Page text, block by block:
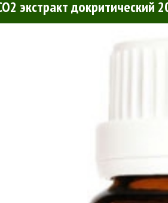
экстракт докритический